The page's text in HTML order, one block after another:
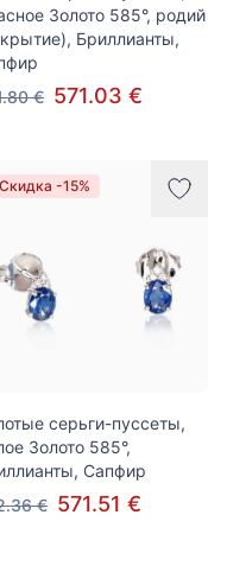
Золото 585°, родий
Бриллианты,
€ 571.03 €
Скидка -15%
серьги-пуссеты,
Золото 585°,
Сапфир
€ 571.51 €